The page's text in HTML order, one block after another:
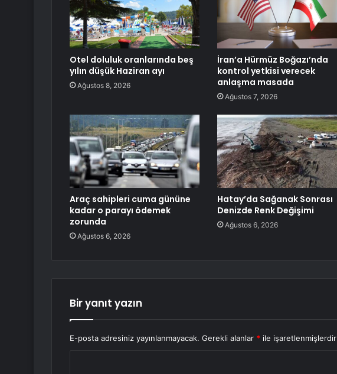
Otel doluluk oranlarında beş
yılın düşük Haziran ayı
Ağustos 8, 2026
İran’a Hürmüz Boğazı’nda
kontrol yetkisi verecek
anlaşma masada
Ağustos 7, 2026
Araç sahipleri cuma gününe
kadar o parayı ödemek
zorunda
Ağustos 6, 2026
Hatay’da Sağanak Sonrası
Denizde Renk Değişimi
Ağustos 6, 2026
Bir yanıt yazın
E-posta adresiniz yayınlanmayacak. Gerekli alanlar * ile işaretlenmişlerdir